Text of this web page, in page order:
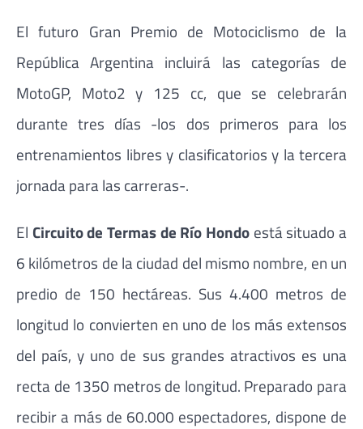
El futuro Gran Premio de Motociclismo de la
República Argentina incluirá las categorías de
MotoGP, Moto2 y 125 cc, que se celebrarán
durante tres días -los dos primeros para los
entrenamientos libres y clasificatorios y la tercera
jornada para las carreras-.
El Circuito de Termas de Río Hondo está situado a
6 kilómetros de la ciudad del mismo nombre, en un
predio de 150 hectáreas. Sus 4.400 metros de
longitud lo convierten en uno de los más extensos
del país, y uno de sus grandes atractivos es una
recta de 1350 metros de longitud. Preparado para
recibir a más de 60.000 espectadores, dispone de